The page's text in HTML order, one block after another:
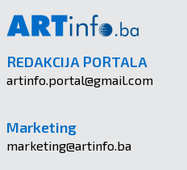
REDAKCIJA PORTALA
artinfo.portal@gmail.com
Marketing
marketing@artinfo.ba